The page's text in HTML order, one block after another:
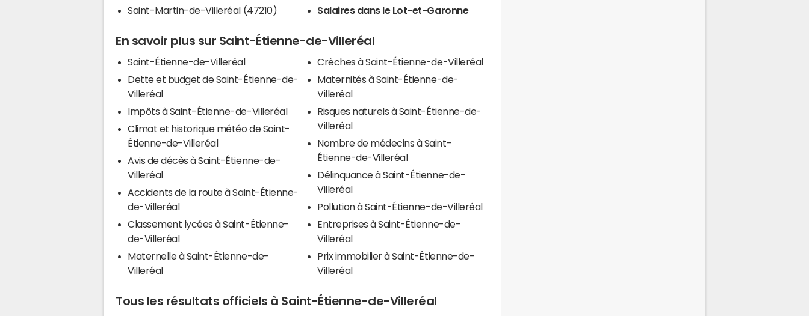
Saint-Martin-de-Villeréal (47210)
Salaires dans le Lot-et-Garonne
En savoir plus sur Saint-Étienne-de-Villeréal
Saint-Étienne-de-Villeréal
Dette et budget de Saint-Étienne-de-
Villeréal
Impôts à Saint-Étienne-de-Villeréal
Climat et historique météo de Saint-
Étienne-de-Villeréal
Avis de décès à Saint-Étienne-de-
Villeréal
Accidents de la route à Saint-Étienne-
de-Villeréal
Classement lycées à Saint-Étienne-
de-Villeréal
Maternelle à Saint-Étienne-de-
Villeréal
Crèches à Saint-Étienne-de-Villeréal
Maternités à Saint-Étienne-de-
Villeréal
Risques naturels à Saint-Étienne-de-
Villeréal
Nombre de médecins à Saint-
Étienne-de-Villeréal
Délinquance à Saint-Étienne-de-
Villeréal
Pollution à Saint-Étienne-de-Villeréal
Entreprises à Saint-Étienne-de-
Villeréal
Prix immobilier à Saint-Étienne-de-
Villeréal
Tous les résultats officiels à Saint-Étienne-de-Villeréal